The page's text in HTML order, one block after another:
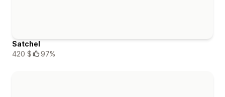
Satchel
420 $
97%